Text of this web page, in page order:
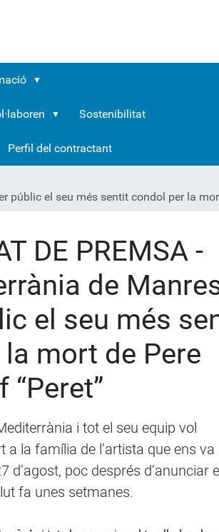
Sostenibilitat
Perfil del contractant
públic el seu més sentit condol per la
DE PREMSA -
de
el seu més
mort de Pere
“Peret”
i tot el seu equip vol
a la família de l’artista que ens va
d’agost, poc després d’anunciar
fa unes setmanes.